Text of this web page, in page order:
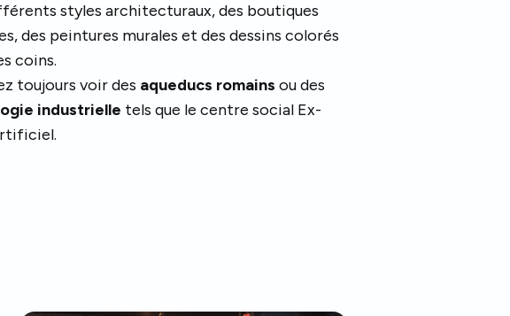
styles architecturaux, des boutiques
des peintures murales et des dessins colorés
coins.
toujours voir des aqueducs romains ou des
industrielle tels que le centre social Ex-